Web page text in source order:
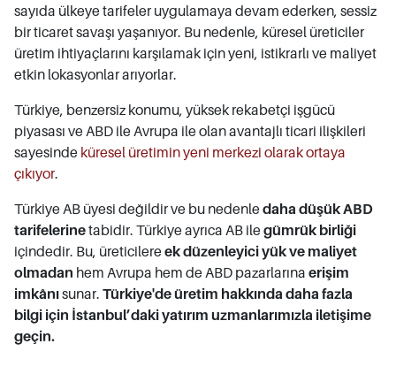
sayıda ülkeye tarifeler uygulamaya devam ederken, sessiz
bir ticaret savaşı yaşanıyor. Bu nedenle, küresel üreticiler
üretim ihtiyaçlarını karşılamak için yeni, istikrarlı ve maliyet
etkin lokasyonlar arıyorlar.
Türkiye, benzersiz konumu, yüksek rekabetçi işgücü
piyasası ve ABD ile Avrupa ile olan avantajlı ticari ilişkileri
sayesinde küresel üretimin yeni merkezi olarak ortaya
çıkıyor.
Türkiye AB üyesi değildir ve bu nedenledaha düşük ABD
tarifelerinetabidir. Türkiye ayrıca AB ilegümrük birliği
içindedir. Bu, üreticilereek düzenleyici yük ve maliyet
olmadan hem Avrupa hem de ABD pazarlarına erişim
imkânısunar. Türkiye'de üretim hakkında daha fazla
bilgi için İstanbul’daki yatırım uzmanlarımızla iletişime
geçin.